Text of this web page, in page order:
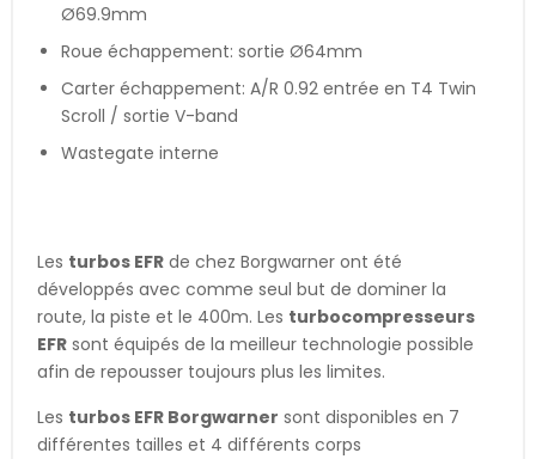
Ø69.9mm
Roue échappement: sortie Ø64mm
Carter échappement: A/R 0.92 entrée en T4 Twin
Scroll / sortie V-band
Wastegate interne
Les turbos EFR de chez Borgwarner ont été
développés avec comme seul but de dominer la
route, la piste et le 400m. Les turbocompresseurs
EFR sont équipés de la meilleur technologie possible
afin de repousser toujours plus les limites.
Les turbos EFR Borgwarner sont disponibles en 7
différentes tailles et 4 différents corps